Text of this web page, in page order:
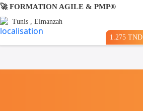
🚀 FORMATION AGILE & PMP®
Tunis , Elmanzah
1.275 TND